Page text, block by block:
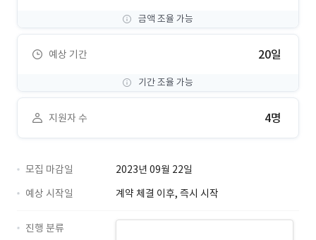
금액 조율 가능
예상 기간 20일
기간 조율 가능
지원자 수 4명
모집 마감일
2023년 09월 22일
예상 시작일
계약 체결 이후, 즉시 시작
진행 분류